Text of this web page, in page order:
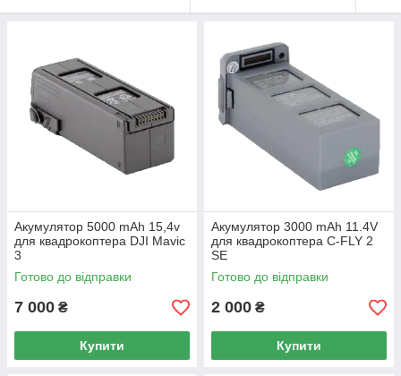
Акумулятор 5000 mAh 15,4v
для квадрокоптера DJI Mavic
3
Готово до відправки
7 000 ₴
Купити
Акумулятор 3000 mAh 11.4V
для квадрокоптера C-FLY 2
SE
Готово до відправки
2 000 ₴
Купити